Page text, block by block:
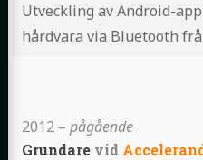
Utveckling av Android-
hårdvara via Bluetooth
2012 – pågående
Grundare vid